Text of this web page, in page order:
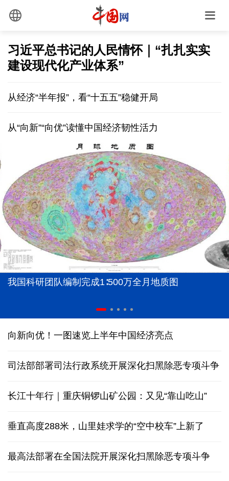
习近平总书记的人民情怀｜“扎扎实实
建设现代化产业体系”
从经济“半年报”，看“十五五”稳健开局
从“向新”“向优”读懂中国经济韧性活力
我国科研团队编制完成1∶500万全月地质图
向新向优！一图速览上半年中国经济亮点
司法部部署司法行政系统开展深化扫黑除恶专项斗争
长江十年行｜重庆铜锣山矿公园：又见“靠山吃山”
垂直高度288米，山里娃求学的“空中校车”上新了
最高法部署在全国法院开展深化扫黑除恶专项斗争